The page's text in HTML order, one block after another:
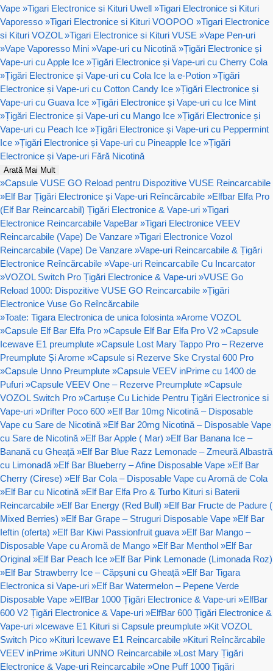
Vape »Tigari Electronice si Kituri Uwell »Tigari Electronice si Kituri
Vaporesso »Tigari Electronice si Kituri VOOPOO »Tigari Electronice
si Kituri VOZOL »Tigari Electronice si Kituri VUSE »Vape Pen-uri
»Vape Vaporesso Mini »Vape-uri cu Nicotină »Țigări Electronice și
Vape-uri cu Apple Ice »Țigări Electronice și Vape-uri cu Cherry Cola
»Țigări Electronice și Vape-uri cu Cola Ice la e-Potion »Țigări
Electronice și Vape-uri cu Cotton Candy Ice »Țigări Electronice și
Vape-uri cu Guava Ice »Țigări Electronice și Vape-uri cu Ice Mint
»Țigări Electronice și Vape-uri cu Mango Ice »Țigări Electronice și
Vape-uri cu Peach Ice »Țigări Electronice și Vape-uri cu Peppermint
Ice »Țigări Electronice și Vape-uri cu Pineapple Ice »Țigări
Electronice și Vape-uri Fără Nicotină
Arată Mai Mult
»Capsule VUSE GO Reload pentru Dispozitive VUSE Reincarcabile
»Elf Bar Țigări Electronice și Vape-uri Reîncărcabile »Elfbar Elfa Pro
(Elf Bar Reincarcabil) Țigări Electronice & Vape-uri »Tigari
Electronice Reincarcabile VapeBar »Tigari Electronice VEEV
Reincarcabile (Vape) De Vanzare »Tigari Electronice Vozol
Reincarcabile (Vape) De Vanzare »Vape-uri Reincarcabile & Țigări
Electronice Reîncărcabile »Vape-uri Reincarcabile Cu Incarcator
»VOZOL Switch Pro Țigări Electronice & Vape-uri »VUSE Go
Reload 1000: Dispozitive VUSE GO Reincarcabile »Țigări
Electronice Vuse Go Reîncărcabile
»Toate: Tigara Electronica de unica folosinta »Arome VOZOL
»Capsule Elf Bar Elfa Pro »Capsule Elf Bar Elfa Pro V2 »Capsule
Icewave E1 preumplute »Capsule Lost Mary Tappo Pro – Rezerve
Preumplute Și Arome »Capsule si Rezerve Ske Crystal 600 Pro
»Capsule Unno Preumplute »Capsule VEEV inPrime cu 1400 de
Pufuri »Capsule VEEV One – Rezerve Preumplute »Capsule
VOZOL Switch Pro »Cartușe Cu Lichide Pentru Țigări Electronice si
Vape-uri »Drifter Poco 600 »Elf Bar 10mg Nicotină – Disposable
Vape cu Sare de Nicotină »Elf Bar 20mg Nicotină – Disposable Vape
cu Sare de Nicotină »Elf Bar Apple ( Mar) »Elf Bar Banana Ice –
Banană cu Gheață »Elf Bar Blue Razz Lemonade – Zmeură Albastră
cu Limonadă »Elf Bar Blueberry – Afine Disposable Vape »Elf Bar
Cherry (Cirese) »Elf Bar Cola – Disposable Vape cu Aromă de Cola
»Elf Bar cu Nicotină »Elf Bar Elfa Pro & Turbo Kituri si Baterii
Reincarcabile »Elf Bar Energy (Red Bull) »Elf Bar Fructe de Padure (
Mixed Berries) »Elf Bar Grape – Struguri Disposable Vape »Elf Bar
Ieftin (oferta) »Elf Bar Kiwi Passionfruit guava »Elf Bar Mango –
Disposable Vape cu Aromă de Mango »Elf Bar Menthol »Elf Bar
Original »Elf Bar Peach Ice »Elf Bar Pink Lemonade (Limonada Roz)
»Elf Bar Strawberry Ice – Căpșuni cu Gheață »Elf Bar Tigara
Electronica si Vape-uri »Elf Bar Watermelon – Pepene Verde
Disposable Vape »ElfBar 1000 Țigări Electronice & Vape-uri »ElfBar
600 V2 Țigări Electronice & Vape-uri »ElfBar 600 Țigări Electronice &
Vape-uri »Icewave E1 Kituri si Capsule preumplute »Kit VOZOL
Switch Pico »Kituri Icewave E1 Reincarcabile »Kituri Reîncărcabile
VEEV inPrime »Kituri UNNO Reincarcabile »Lost Mary Țigări
Electronice & Vape-uri Reincarcabile »One Puff 1000 Țigări